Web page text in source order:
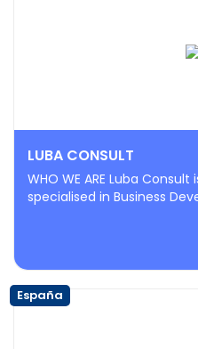
LUBA CONSULT
WHO WE ARE Luba
specialised in Business
España